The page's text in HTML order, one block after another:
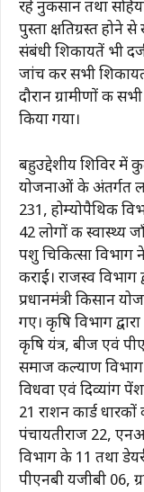
रहे नुकसान तथा
पुस्ता क्षतिग्रस्त होने
संबंधी शिकायतें भी
जांच कर सभी
दौरान ग्रामीणों की
किया गया।
बहुउद्देशीय शिविर में
योजनाओं के अंतर्गत
231, होम्योपैथिक
42 लोगों की स्वास्थ्य
पशु चिकित्सा
कराईं। राजस्व विभाग
प्रधानमंत्री किसान
गए। कृषि विभाग
कृषि यंत्र, बीज एवं
समाज कल्याण विभाग
विधवा एवं दिव्यांग
21 राशन कार्ड
पंचायतीराज 22,
विभाग के 11 तथा
पीएनबी यजीबी 06,